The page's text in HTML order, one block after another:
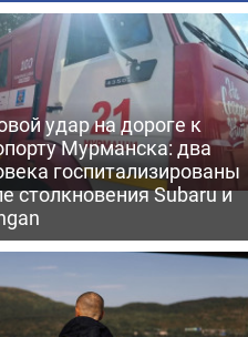
удар на дороге к
Мурманска: два
госпитализированы
столкновения Subaru и